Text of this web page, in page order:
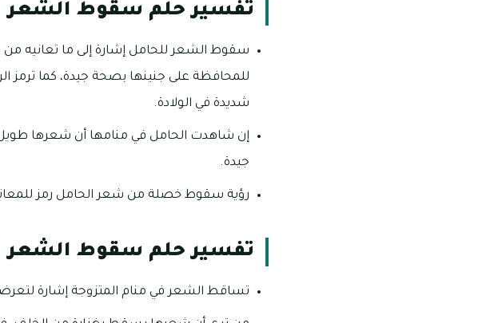
تفسير حلم سقوط الشعر
سقوط الشعر للحامل إشارة إلى ما تعانيه
للمحافظة على جنينها بصحة جيدة، كما ترمز
شديدة في الولادة.
إن شاهدت الحامل في منامها أن شعرها طويل
جيدة.
رؤية سقوط خصلة من شعر الحامل رمز
تفسير حلم سقوط الشعر
تساقط الشعر في منام المتزوجة إشارة